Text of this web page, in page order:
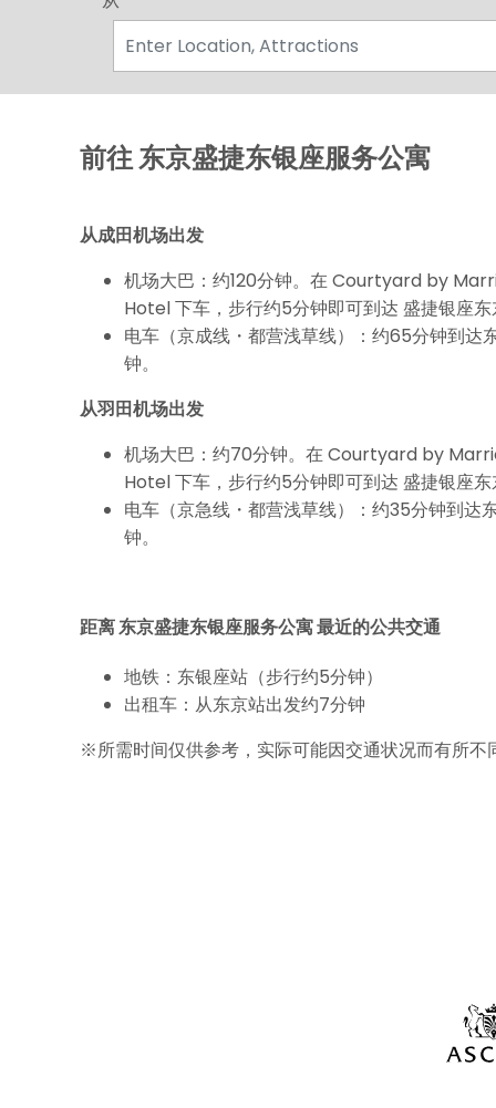
前往 东京盛捷东银座服务公寓
从成田机场出发
机场大巴：约120分钟。在 Courtyard by
Hotel 下车，步行约5分钟即可到达 盛捷银座
电车（京成线・都营浅草线）：约65分钟到达
钟。
从羽田机场出发
机场大巴：约70分钟。在 Courtyard by
Hotel 下车，步行约5分钟即可到达 盛捷银座
电车（京急线・都营浅草线）：约35分钟到达
钟。
距离 东京盛捷东银座服务公寓 最近的公共交通
地铁：东银座站（步行约5分钟）
出租车：从东京站出发约7分钟
※所需时间仅供参考，实际可能因交通状况而有所不